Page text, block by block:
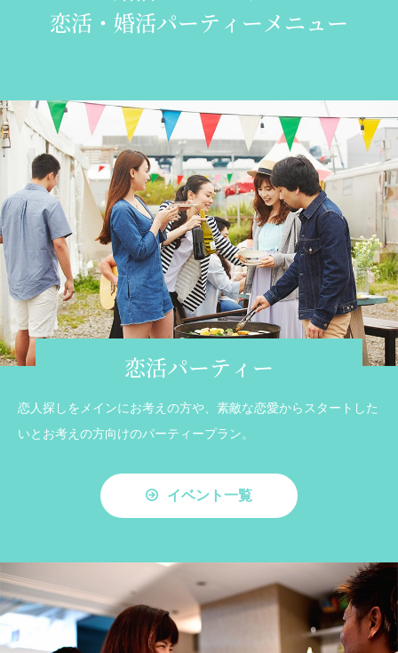
恋活・婚活パーティーメニュー
恋活パーティー
恋人探しをメインにお考えの方や、素敵な恋愛からスタートした
いとお考えの方向けのパーティープラン。
イベント一覧